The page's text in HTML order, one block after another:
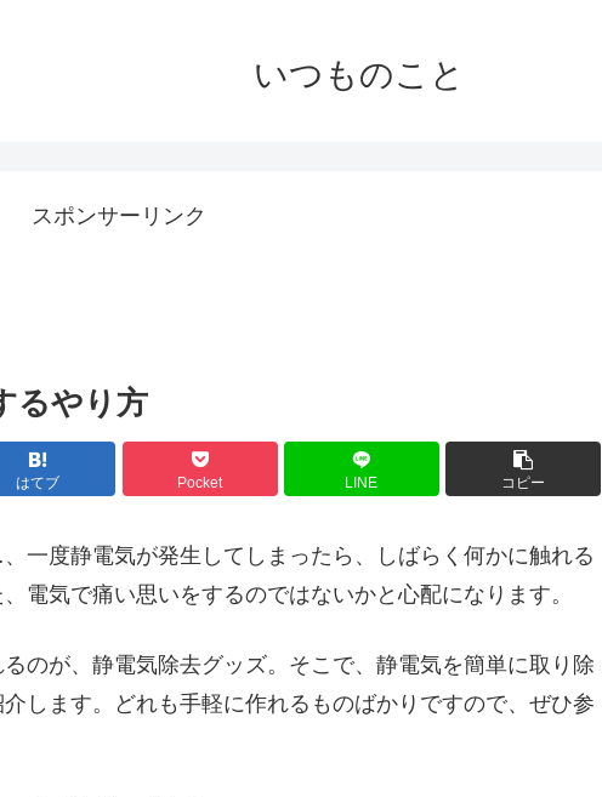
いつものこと
スポンサーリンク
るやり方
はてブ Pocket LINE コピー
一度静電気が発生してしまったら、しばらく何かに触れる
電気で痛い思いをするのではないかと心配になります。
のが、静電気除去グッズ。そこで、静電気を簡単に取り除
します。どれも手軽に作れるものばかりですので、ぜひ参